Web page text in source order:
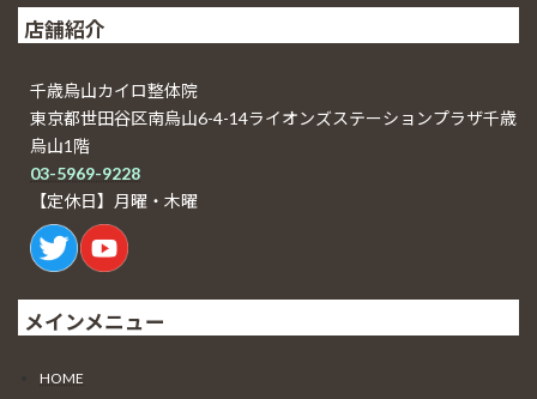
店舗紹介
千歳烏山カイロ整体院
東京都世田谷区南烏山6-4-14ライオンズステーションプラザ千歳
烏山1階
03-5969-9228
【定休日】月曜・木曜
メインメニュー
HOME